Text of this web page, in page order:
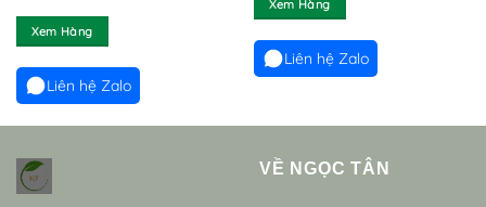
Xem Hàng
Liên hệ Zalo
Xem Hàng
Liên hệ Zalo
VỀ NGỌC TÂN